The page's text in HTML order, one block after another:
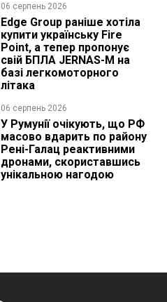
06 серпень 2026
Edge Group раніше хотіла
купити українську Fire
Point, а тепер пропонує
свій БПЛА JERNAS-M на
базі легкомоторного
літака
06 серпень 2026
У Румунії очікують, що РФ
масово вдарить по району
Рені-Галац реактивними
дронами, скориставшись
унікальною нагодою